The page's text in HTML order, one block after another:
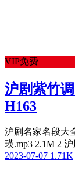
VIP免费
沪剧紫竹
H163
沪剧名家名段大
瑛.mp3 2.1M 2
2023-07-07 1.71K